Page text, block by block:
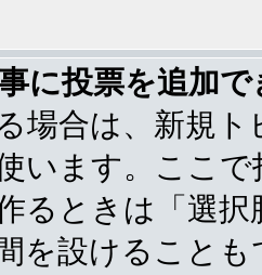
に投票を追加
場合は、新規
います。ここ
るときは「選
を設けること